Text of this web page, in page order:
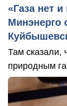
«Газа нет
Минэнерго
Там сказали,
природным